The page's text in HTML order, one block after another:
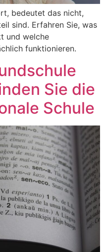
bedeutet das nicht,
sind. Erfahren Sie, was
und welche
funktionieren.
Sie die
Schule